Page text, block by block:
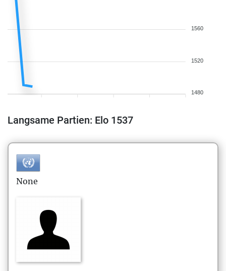
1560
1520
1480
Langsame Partien: Elo 1537
None